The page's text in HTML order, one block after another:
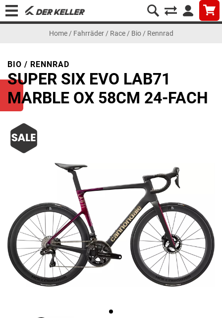
Home/ Fahrräder/ Race/ Bio / Rennrad
BIO / RENNRAD
SUPER SIX EVO LAB71
MARBLE OX 58CM 24-FACH